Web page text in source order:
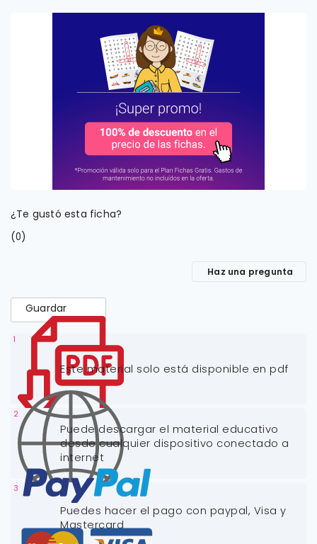
¿Te gustó esta ficha?
(0)
Haz una pregunta
Guardar
1
Este material solo está disponible en pdf
2
Puede descargar el material educativo
desde cualquier dispositivo conectado a
internet
3
Puedes hacer el pago con paypal, Visa y
Mastercard